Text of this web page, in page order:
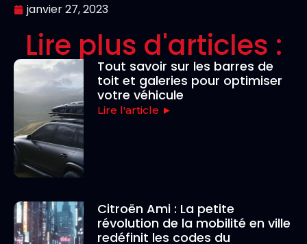
janvier 27, 2023
Lire plus d'articles :
Tout savoir sur les barres de
toit et galeries pour optimiser
votre véhicule
Lire l'article ►
Citroën Ami : La petite
révolution de la mobilité en ville
redéfinit les codes du